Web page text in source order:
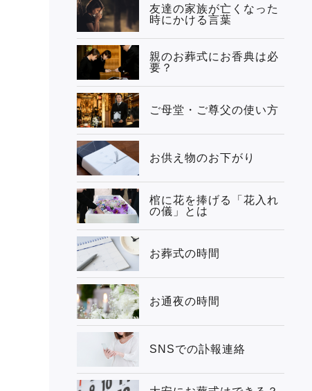
友達の家族が亡くなった
時にかける言葉
親のお葬式にお香典は必
要？
ご母堂・ご尊父の使い方
お供え物のお下がり
棺に花を捧げる「花入れ
の儀」とは
お葬式の時間
お通夜の時間
SNSでの訃報連絡